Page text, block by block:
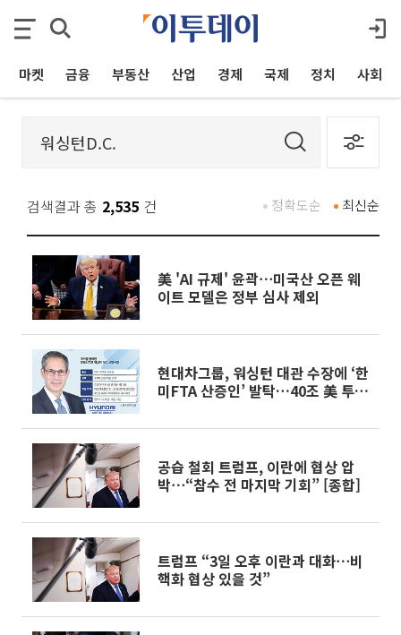
마켓 금융 부동산 산업 경제 국제 정치 사회
검색결과 총 2,535 건 최신순
정확도순
美 'AI 규제' 윤곽⋯미국산 오픈 웨
이트 모델은 정부 심사 제외
현대차그룹, 워싱턴 대관 수장에 ‘한
미FTA 산증인’ 발탁…40조 美 투자
공습 철회 트럼프, 이란에 협상 압
박⋯“참수 전 마지막 기회” [종합]
트럼프 “3일 오후 이란과 대화⋯비
핵화 협상 있을 것”